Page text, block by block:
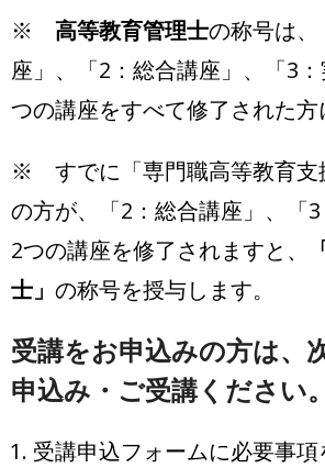
※ 高等教育管理士の称号は
座」、「2：総合講座」、「3
つの講座をすべて修了された方
※ すでに「専門職高等教育支
の方が、「2：総合講座」、「
2つの講座を修了されますと、
士」 の称号を授与します。
受講をお申込みの方は、
申込み・ご受講ください。
受講申込フォームに必要事